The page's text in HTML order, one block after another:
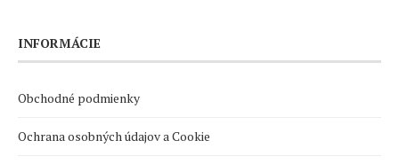
INFORMÁCIE
Obchodné podmienky
Ochrana osobných údajov a Cookie